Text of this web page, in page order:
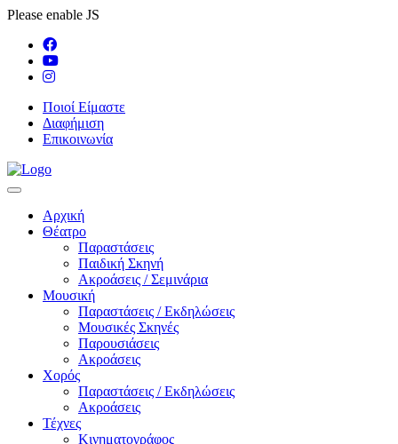
Please enable JS
Ποιοί Είμαστε
Διαφήμιση
Επικοινωνία
Αρχική
Θέατρο
Παραστάσεις
Παιδική Σκηνή
Ακροάσεις / Σεμινάρια
Μουσική
Παραστάσεις / Εκδηλώσεις
Μουσικές Σκηνές
Παρουσιάσεις
Ακροάσεις
Χορός
Παραστάσεις / Εκδηλώσεις
Ακροάσεις
Τέχνες
Κινηματογράφος